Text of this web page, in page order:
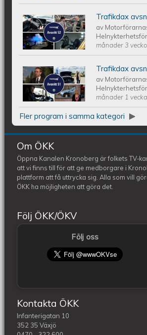
Trafikdax - Avsnitt 52
Trafikdax
av
månader 3
Trafikdax - Avsnitt 51
Trafikdax
av
månader 1 vecka
Fler program i samma kategori
Om ÖKK
Öppna Kanalen Kronoberg är folkets TV-
att vi finns till för att ge medborgare i
plattform att få uttrycka sig. Alla som vill
ÖKK ha möjligheten att göra det.
Följ ÖKK/ÖKV
Följ oss
Kontakta ÖKK
Infanterigatan 10
352 35 Växjö